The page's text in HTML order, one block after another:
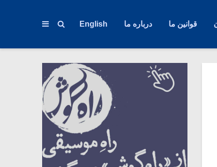
قوانین ما درباره ما English